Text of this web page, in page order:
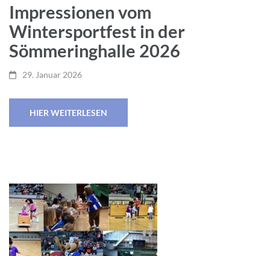
Impressionen vom
Wintersportfest in der
Sömmeringhalle 2026
29. Januar 2026
HIER WEITERLESEN